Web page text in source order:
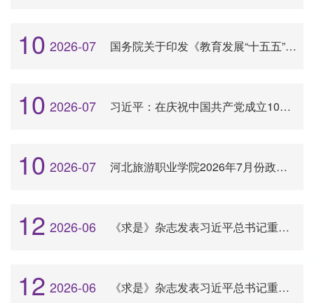
10 2026-07 国务院关于印发《教育发展“十五五”规划》的通知
10 2026-07 习近平：在庆祝中国共产党成立105周年大会上的讲话
10 2026-07 河北旅游职业学院2026年7月份政治理论学习安排
12 2026-06 《求是》杂志发表习近平总书记重要文章《做强做优做大实体经济》
12 2026-06 《求是》杂志发表习近平总书记重要文章《前瞻布局和发展未来产业》